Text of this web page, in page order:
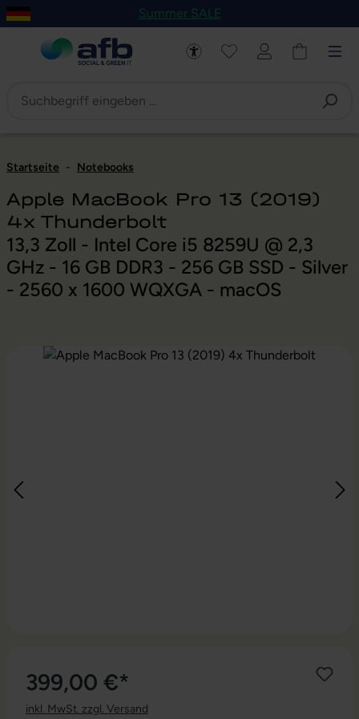
Hauptinhalt springen
Zur Navigation der B2B-Plattform springen
Summer SALE
Startseite - Notebooks
Apple MacBook Pro 13 (2019)
4x Thunderbolt
13,3 Zoll - Intel Core i5 8259U @ 2,3
GHz - 16 GB DDR3 - 256 GB SSD - Silver
- 2560 x 1600 WQXGA - macOS
Bildergalerie überspringen
399,00 €*
inkl. MwSt. zzgl. Versand